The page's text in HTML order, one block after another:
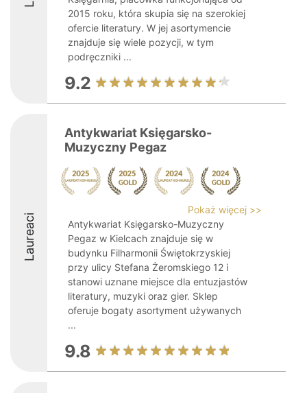
2015 roku, która skupia się na szerokiej
ofercie literatury. W jej asortymencie
znajduje się wiele pozycji, w tym
podręczniki ...
9.2
Laureaci
Antykwariat Księgarsko-
Muzyczny Pegaz
Pokaż więcej >>
Antykwariat Księgarsko-Muzyczny
Pegaz w Kielcach znajduje się w
budynku Filharmonii Świętokrzyskiej
przy ulicy Stefana Żeromskiego 12 i
stanowi uznane miejsce dla entuzjastów
literatury, muzyki oraz gier. Sklep
oferuje bogaty asortyment używanych
...
9.8